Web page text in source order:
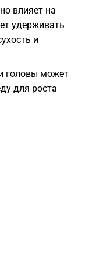
влияет на
удерживать
и
головы может
для роста